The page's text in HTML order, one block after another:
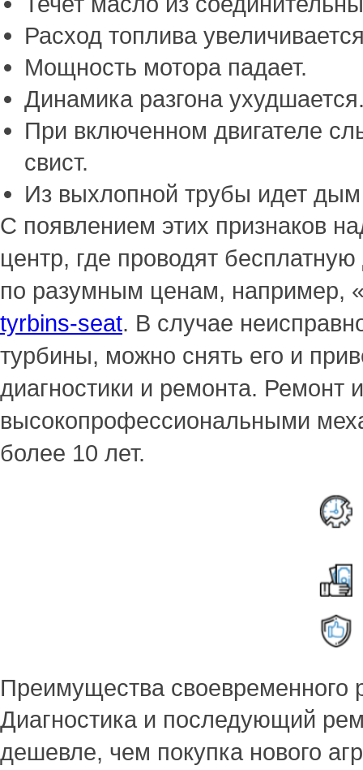
Расход топлива
Мощность мотора падает.
Динамика разгона
При включенном двигателе
свист.
Из выхлопной трубы идет дым
С появлением этих признаков
центр, где проводят
по разумным ценам, например,
tyrbins-seat. В случае
турбины, можно снять его и
диагностики и ремонта. Ремонт
высокопрофессиональными
более 10 лет.
Преимущества своевременного
Диагностика и последующий
дешевле, чем покупка нового